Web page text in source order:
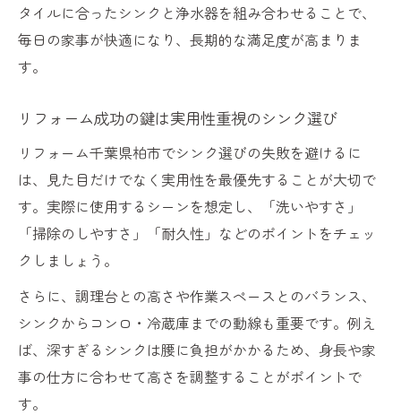
タイルに合ったシンクと浄水器を組み合わせることで、
毎日の家事が快適になり、長期的な満足度が高まりま
す。
リフォーム成功の鍵は実用性重視のシンク選び
リフォーム千葉県柏市でシンク選びの失敗を避けるに
は、見た目だけでなく実用性を最優先することが大切で
す。実際に使用するシーンを想定し、「洗いやすさ」
「掃除のしやすさ」「耐久性」などのポイントをチェッ
クしましょう。
さらに、調理台との高さや作業スペースとのバランス、
シンクからコンロ・冷蔵庫までの動線も重要です。例え
ば、深すぎるシンクは腰に負担がかかるため、身長や家
事の仕方に合わせて高さを調整することがポイントで
す。